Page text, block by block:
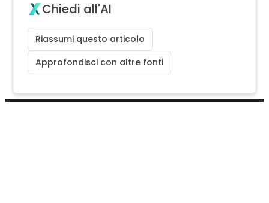
Chiedi all'AI
Riassumi questo articolo
Approfondisci con altre fonti